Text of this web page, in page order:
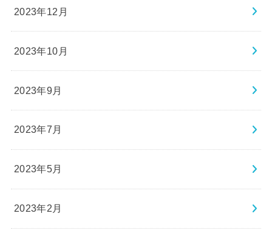
2023年12月
2023年10月
2023年9月
2023年7月
2023年5月
2023年2月